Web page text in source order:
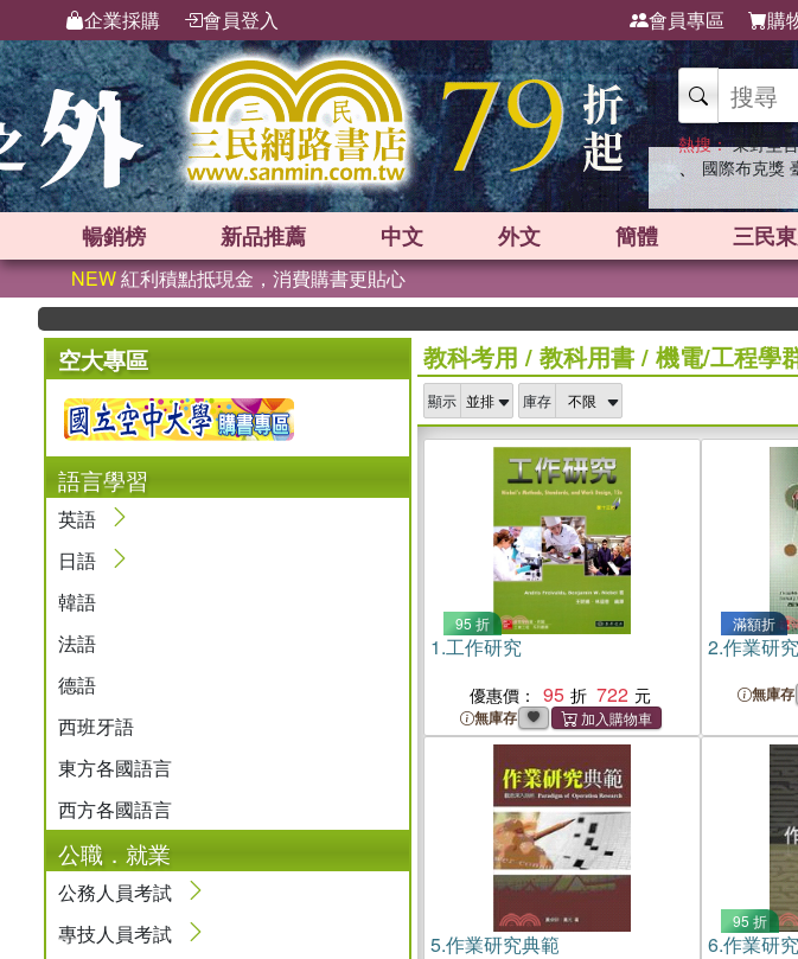
企業採購 會員登入 會員專區 購
熱搜： 東野圭吾
、 國際布克獎
暢銷榜 新品推薦 中文 外文 簡體 三民
NEW紅利積點抵現金，消費購書更貼心
空大專區
語言學習
英語
日語
韓語
法語
德語
西班牙語
東方各國語言
西方各國語言
公職．就業
公務人員考試
專技人員考試
教科考用 / 教科用書/ 機電/工程學
顯示 庫存
95 折
1.工作研究
優惠價： 95 722
無庫存
滿額折
2.作業研究
無庫存
5.作業研究典範
95 折
6.作業研究